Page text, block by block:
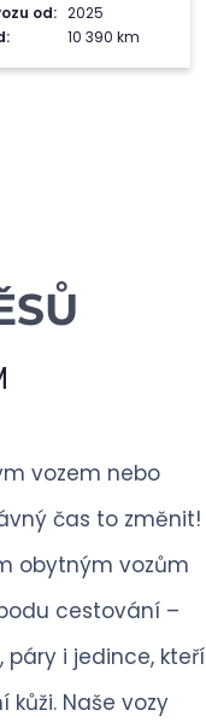
od: 2025
10 390 km
vozem nebo
čas to změnit!
obytným vozům
cestování –
páry i jedince, kteří
Naše vozy